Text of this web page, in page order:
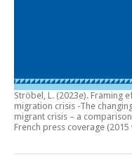
Ströbel, L. (2023e). Framing
migration crisis -The
migrant crisis – a
French press coverage (2015